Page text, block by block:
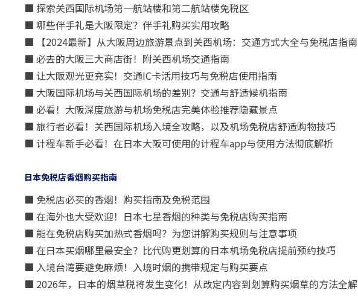
■ 探索关西国际机场第一航站楼和第二航站楼免税区
■ 哪些伴手礼是大阪限定？伴手礼购买实用攻略
■ 【2024最新】从大阪周边旅游景点到关西机场：交通方式大全与免税店指南
■ 必去的大阪三大商店街！附关西机场交通指南
■ 让大阪观光更充实！交通IC卡活用技巧与免税店使用指南
■ 大阪国际机场与关西国际机场的差别？交通与舒适候机指南
■ 必看！大阪深度旅游与机场免税店完美体验推荐隐藏景点
■ 旅行者必看！关西国际机场入境全攻略，以及机场免税店舒适购物技巧
■ 计程车新手必看！在日本大阪可使用的计程车app与使用方法彻底解析
日本免税店香烟购买指南
■ 免税店必买的香烟！购买指南及免税范围
■ 在海外也大受欢迎！日本七星香烟的种类与免税店购买指南
■ 能在免税店购买加热式香烟吗？为您讲解购买规则与注意事项
■ 在日本买烟哪里最安全？比代购更划算的日本机场免税店提前预约技巧
■ 入境台湾要避免麻烦！入境时烟的携带规定与购买要点
■ 2026年，日本的烟草税将发生变化！从改定内容到划算购买烟草的方法全解